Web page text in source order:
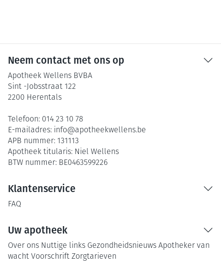
Neem contact met ons op
Apotheek Wellens BVBA
Sint -Jobsstraat 122
2200 Herentals
Telefoon: 014 23 10 78
E-mailadres: info@apotheekwellens.be
APB nummer: 131113
Apotheek titularis: Niel Wellens
BTW nummer: BE0463599226
Klantenservice
FAQ
Uw apotheek
Over ons Nuttige links Gezondheidsnieuws Apotheker van
wacht Voorschrift Zorgtarieven